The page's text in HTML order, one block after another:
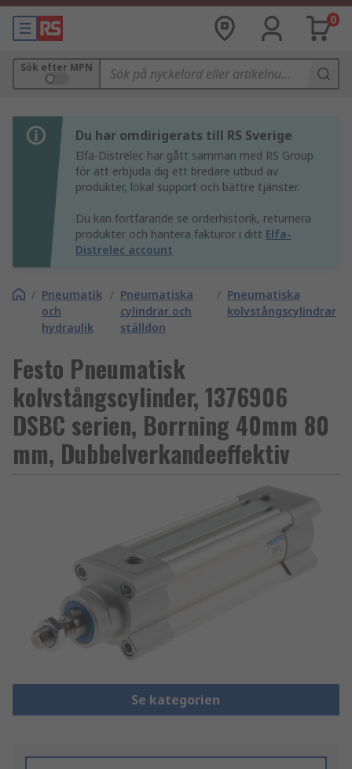
0
Sök efter MPN
Du har omdirigerats till RS Sverige
Elfa-Distrelec har gått samman med RS Group
för att erbjuda dig ett bredare utbud av
produkter, lokal support och bättre tjänster.
Du kan fortfarande se orderhistorik, returnera
produkter och hantera fakturor i ditt Elfa-
Distrelec account
/ Pneumatik
och
hydraulik
/ Pneumatiska
cylindrar och
ställdon
/ Pneumatiska
kolvstångscylindrar
Festo Pneumatisk
kolvstångscylinder, 1376906
DSBC serien, Borrning 40mm 80
mm, Dubbelverkandeeffektiv
Se kategorien